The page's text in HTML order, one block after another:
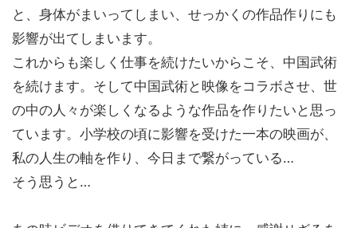
と、身体がまいってしまい、せっかくの作品作りにも
影響が出てしまいます。
これからも楽しく仕事を続けたいからこそ、中国武術
を続けます。そして中国武術と映像をコラボさせ、世
の中の人々が楽しくなるような作品を作りたいと思っ
ています。小学校の頃に影響を受けた一本の映画が、
私の人生の軸を作り、今日まで繋がっている…
そう思うと…